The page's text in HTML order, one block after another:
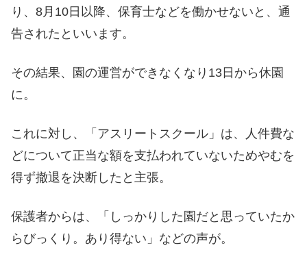
り、8月10日以降、保育士などを働かせないと、通
告されたといいます。
その結果、園の運営ができなくなり13日から休園
に。
これに対し、「アスリートスクール」は、人件費な
どについて正当な額を支払われていないためやむを
得ず撤退を決断したと主張。
保護者からは、「しっかりした園だと思っていたか
らびっくり。あり得ない」などの声が。